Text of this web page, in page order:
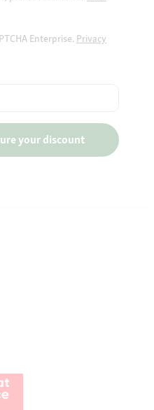
Enterprise. Privacy
your discount